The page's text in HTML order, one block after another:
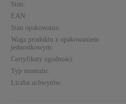
Stan:
EAN:
Stan opakowania:
Waga produktu z opakowaniem
jednostkowym:
Certyfikaty zgodności:
Typ montażu:
Liczba uchwytów: